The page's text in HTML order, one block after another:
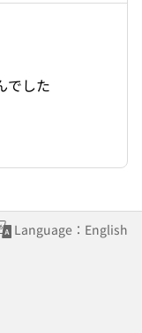
でした
Language：English